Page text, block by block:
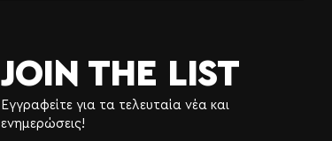
JOIN THE LIST
Εγγραφείτε για τα τελευταία νέα και
ενημερώσεις!